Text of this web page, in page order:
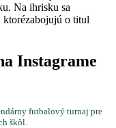
Na ihrisku sa
ktorézabojujú o titul
Instagrame
futbalový turnaj pre
škôl.